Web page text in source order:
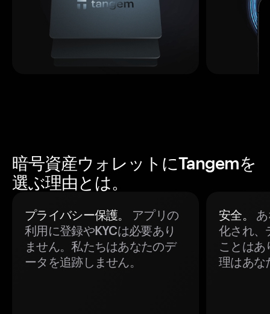
暗号資産ウォレットにTangemを
選ぶ理由とは。
プライバシー保護。
アプリの
利用に登録やKYCは必要あり
ません。私たちはあなたのデ
ータを追跡しません。
安全。
化され、
ことはあ
理はあな